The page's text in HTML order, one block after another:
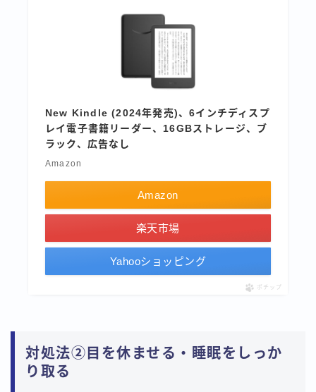
New Kindle (2024年発売)、6インチディスプ
レイ電子書籍リーダー、16GBストレージ、ブ
ラック、広告なし
Amazon
Amazon
楽天市場
Yahooショッピング
ポチップ
対処法②目を休ませる・睡眠をしっか
り取る